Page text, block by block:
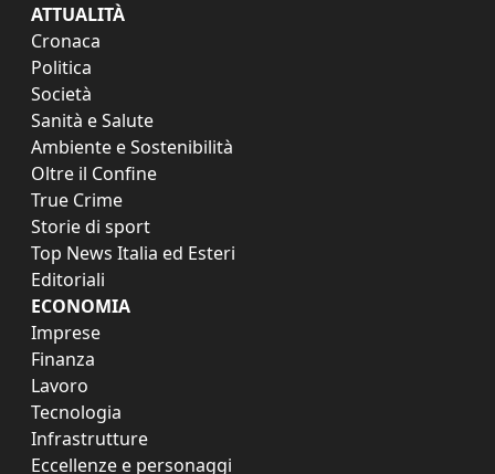
ATTUALITÀ
Cronaca
Politica
Società
Sanità e Salute
Ambiente e Sostenibilità
Oltre il Confine
True Crime
Storie di sport
Top News Italia ed Esteri
Editoriali
ECONOMIA
Imprese
Finanza
Lavoro
Tecnologia
Infrastrutture
Eccellenze e personaggi